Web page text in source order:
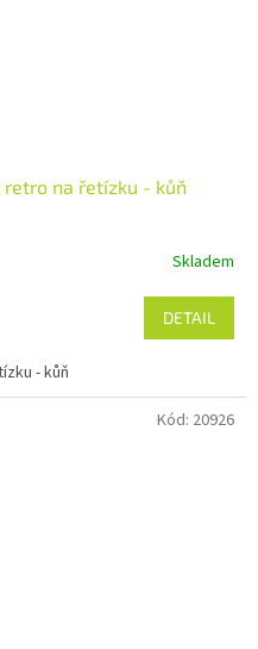
retro na řetízku - kůň
Skladem
DETAIL
- kůň
Kód: 20926